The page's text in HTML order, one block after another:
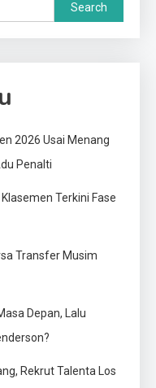
Search
2026 Usai Menang
Penalti
Terkini Fase
Transfer Musim
Depan, Lalu
Rekrut Talenta Los